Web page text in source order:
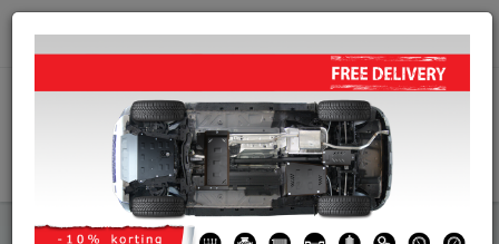
info@motorbeschermplaat.com
WINKELWAGEN
Motor Beschermplaat Motor Beschermplaat Opel